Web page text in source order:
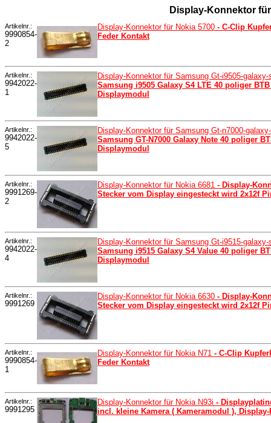
Display-Konnektor
Artikelnr.:
9990854-
2
Display-Konnektor für Nokia 5700 - C-Clip
Feder Kontakt
Artikelnr.:
9942022-
1
Display-Konnektor für Samsung Gt-i9505-
Samsung i9505 Galaxy S4 LTE 40 poliger
Displaymodul
Artikelnr.:
9942022-
5
Display-Konnektor für Samsung Gt-n7000-
Samsung GT-N7000 Galaxy Note 40 poliger
Displaymodul
Artikelnr.:
9991269-
2
Display-Konnektor für Nokia 6681 - Display-
Stecker vom Display eingesteckt wird 2x12f
Artikelnr.:
9942022-
4
Display-Konnektor für Samsung Gt-i9515-
Samsung i9515 Galaxy S4 Value 40 poliger
Displaymodul
Artikelnr.:
9991269
Display-Konnektor für Nokia 6630 - Display-
Stecker vom Display eingesteckt wird 2x12f
Artikelnr.:
9990854-
1
Display-Konnektor für Nokia N71 - C-Clip
Feder Kontakt
Artikelnr.:
9991295
Display-Konnektor für Nokia N93i -
incl. kleine Kamera ( Kameramodul ),